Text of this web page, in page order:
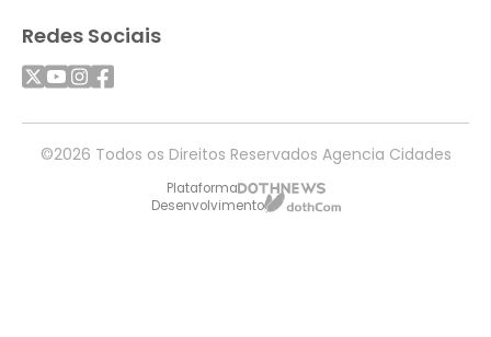
Redes Sociais
©2026 Todos os Direitos Reservados Agencia Cidades
Plataforma
Desenvolvimento